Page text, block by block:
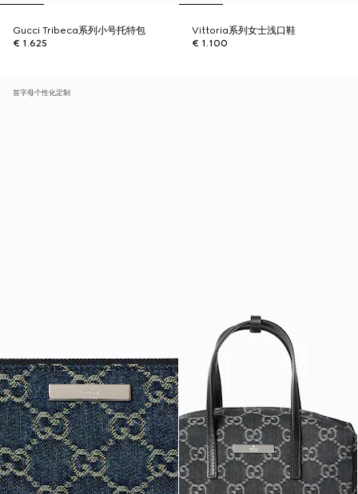
Gucci Tribeca系列小号托特包
€ 1.625
Vittoria系列女士浅口鞋
€ 1.100
首字母个性化定制